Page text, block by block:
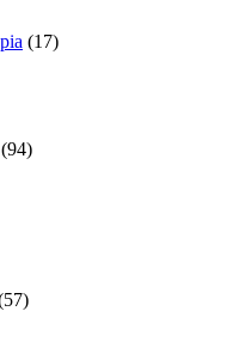
(17)
(94)